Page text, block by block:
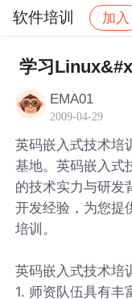
软件培训 加入
社区 软件培训
学习
EMA01
2009-04-29
英码嵌入式技术培
基地。英码嵌入式
的技术实力与研发
开发经验，为您提
培训。
英码嵌入式技术培
1. 师资队伍具有丰